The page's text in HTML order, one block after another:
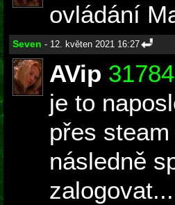
ovládání
Seven - 12. květen 2021 16:27
AVip
je to
přes
následně